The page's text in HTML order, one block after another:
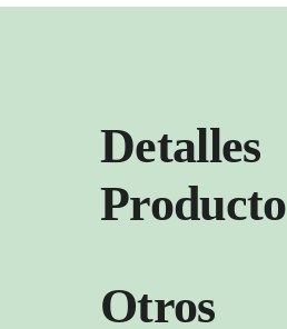
Detalles
Producto
Otros